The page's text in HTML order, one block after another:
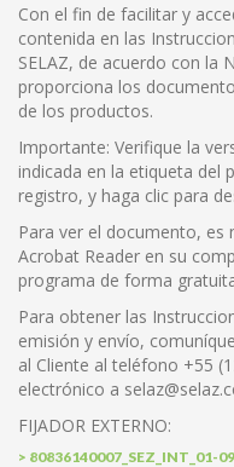
Con el fin de facilitar y
contenida en las
SELAZ, de acuerdo con la
proporciona los
de los productos.
Importante: Verifique la
indicada en la etiqueta del
registro, y haga clic para
Para ver el documento, es
Acrobat Reader en su
programa de forma
Para obtener las
emisión y envío,
al Cliente al teléfono +55
electrónico a
FIJADOR EXTERNO:
> 80836140007_SEZ_INT_01-